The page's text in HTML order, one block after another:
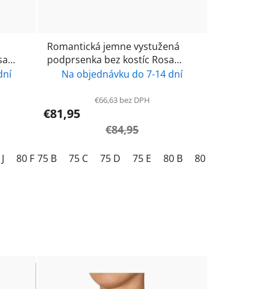
80 F 80 G 80 H 80 I 80 J 85 F 85 G
Romantická jemne vystužená
podprsenka bez kostíc Rosa
Faia/ Anita care- Suzette- 5256-
Na objednávku do 7-14 dní
€66,63 bez DPH
€81,95
€84,95
75 B 75 C 75 D 75 E 80 B 80 C